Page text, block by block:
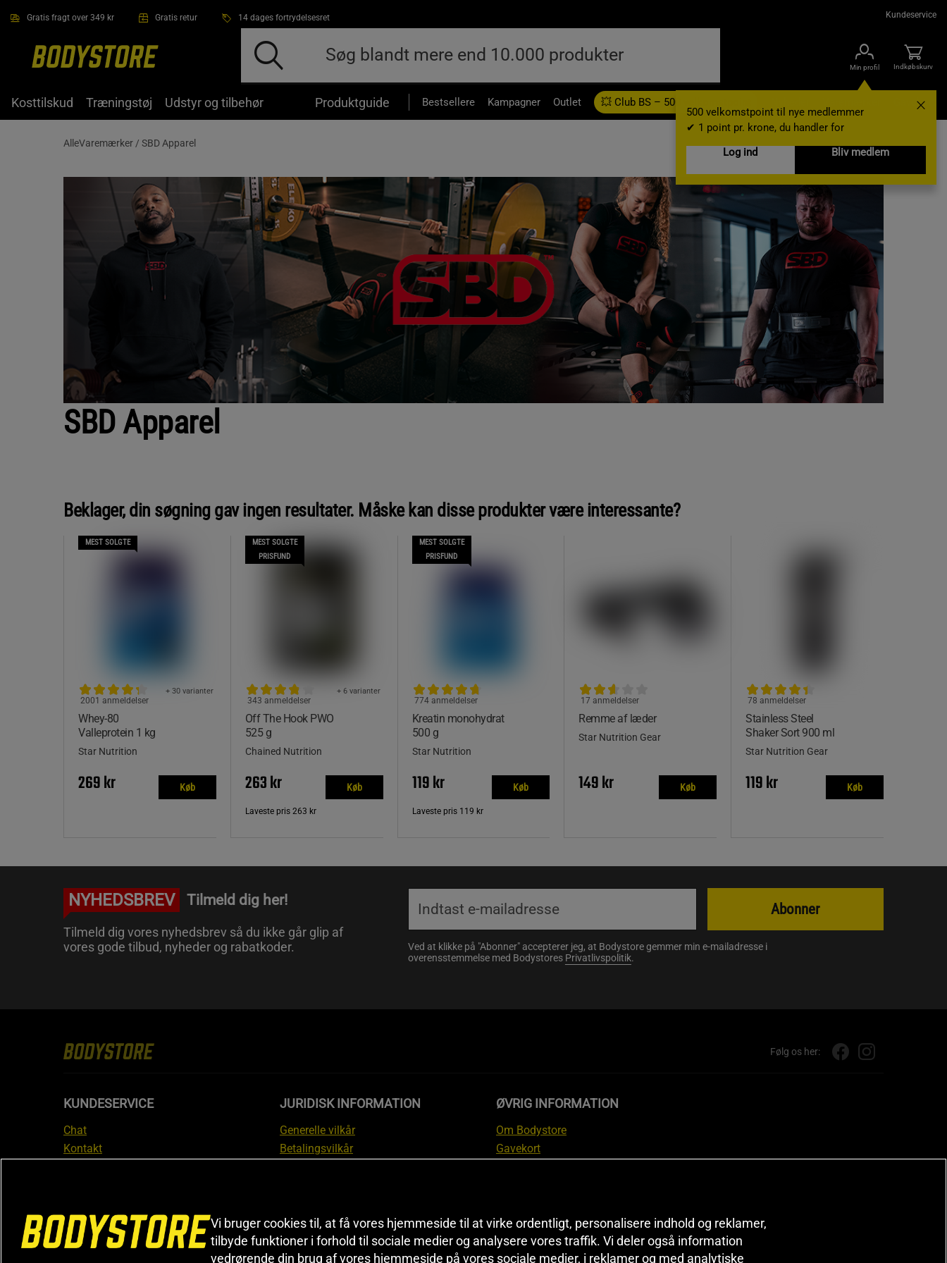
Gratis fragt over 349 kr Gratis retur 14 dages fortrydelsesret Kundeservice
Min profil
500 velkomstpoint til nye medlemmer
✔ 1 point pr. krone, du handler for
Log ind
Bliv medlem
Indkøbskurv
Kosttilskud Træningstøj Udstyr og tilbehør Produktguide Bestsellere Kampagner Outlet 💥 Club BS – 500 velkomstpoint Gavekort
AlleVaremærker / SBD Apparel
SBD Apparel
Beklager, din søgning gav ingen resultater. Måske kan disse produkter være interessante?
MEST SOLGTE
Whey-80
Valleprotein 1 kg
+ 30 varianter
2001 anmeldelser
Star Nutrition
269 kr Køb
MEST SOLGTE
PRISFUND
Off The Hook PWO
525 g
+ 6 varianter
343 anmeldelser
Chained Nutrition
263 kr Køb
Laveste pris 263 kr
MEST SOLGTE
PRISFUND
Kreatin monohydrat
500 g
774 anmeldelser
Star Nutrition
119 kr Køb
Laveste pris 119 kr
Remme af læder
17 anmeldelser
Star Nutrition Gear
149 kr Køb
Stainless Steel
Shaker Sort 900 ml
78 anmeldelser
Star Nutrition Gear
119 kr Køb
NYHEDSBREV Tilmeld dig her!
Tilmeld dig vores nyhedsbrev så du ikke går glip af
vores gode tilbud, nyheder og rabatkoder.
Ved at klikke på "Abonner" accepterer jeg, at Bodystore gemmer min e-mailadresse i
overensstemmelse med Bodystores Privatlivspolitik.
Abonner
Følg os her:
KUNDESERVICE
Chat
Kontakt
FAQ
JURIDISK INFORMATION
Generelle vilkår
Betalingsvilkår
Prisgaranti
Information om fortrydelsesret og
reklamationer
ØVRIG INFORMATION
Om Bodystore
Gavekort
Sitemap
Black Friday
Artikler & Øvelser
Vi bruger cookies til, at få vores hjemmeside til at virke ordentligt, personalisere indhold og reklamer,
tilbyde funktioner i forhold til sociale medier og analysere vores traffik. Vi deler også information
vedrørende din brug af vores hjemmeside på vores sociale medier, i reklamer og med analytiske